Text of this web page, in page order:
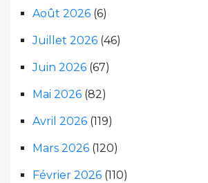
Août 2026 (6)
Juillet 2026 (46)
Juin 2026 (67)
Mai 2026 (82)
Avril 2026 (119)
Mars 2026 (120)
Février 2026 (110)